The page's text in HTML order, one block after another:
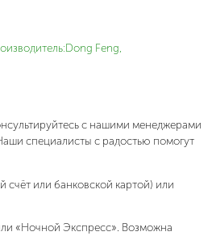
Feng,
с нашими менеджерами
специалисты с радостью помогут
счёт или банковской картой) или
«Ночной Экспресс». Возможна